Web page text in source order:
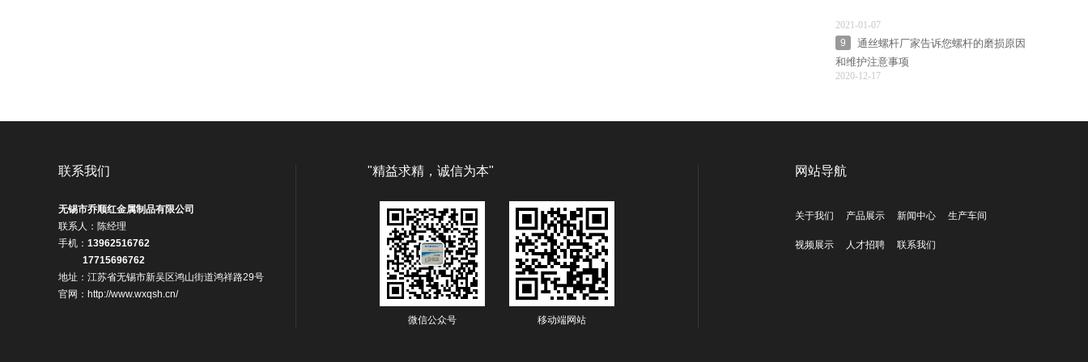
2021-01-07
9
通丝螺杆厂家告诉您螺杆的磨损原因
和维护注意事项
2020-12-17
联系我们
无锡市乔顺红金属制品有限公司
联系人：陈经理
手机： 13962516762
17715696762
地址：江苏省无锡市新吴区鸿山街道鸿祥路29号
官网：http://www.wxqsh.cn/
"精益求精，诚信为本"
微信公众号 移动端网站
网站导航
关于我们 产品展示 新闻中心 生产车间
视频展示 人才招聘 联系我们